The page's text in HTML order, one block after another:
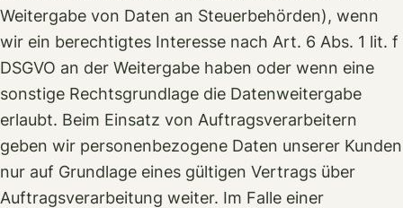
Weitergabe von Daten an Steuerbehörden), wenn
wir ein berechtigtes Interesse nach Art. 6 Abs. 1 lit. f
DSGVO an der Weitergabe haben oder wenn eine
sonstige Rechtsgrundlage die Datenweitergabe
erlaubt. Beim Einsatz von Auftragsverarbeitern
geben wir personenbezogene Daten unserer Kunden
nur auf Grundlage eines gültigen Vertrags über
Auftragsverarbeitung weiter. Im Falle einer